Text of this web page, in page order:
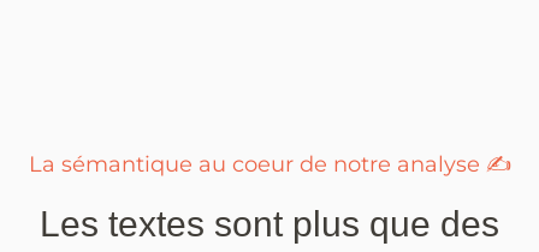
La sémantique au coeur de notre analyse ✍
Les textes sont plus que des